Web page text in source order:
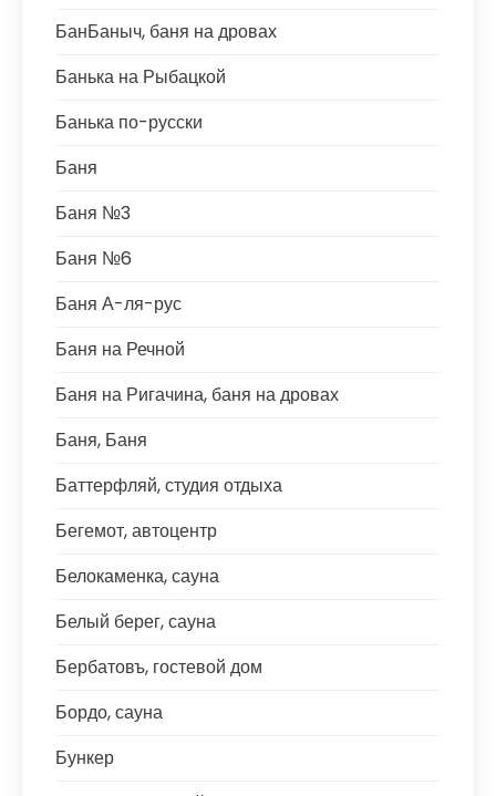
БанБаныч, баня на дровах
Банька на Рыбацкой
Банька по-русски
Баня
Баня №3
Баня №6
Баня А-ля-рус
Баня на Речной
Баня на Ригачина, баня на дровах
Баня, Баня
Баттерфляй, студия отдыха
Бегемот, автоцентр
Белокаменка, сауна
Белый берег, сауна
Бербатовъ, гостевой дом
Бордо, сауна
Бункер